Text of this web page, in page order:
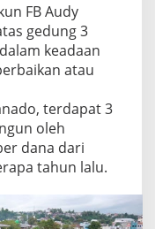
FB Audy
gedung 3
keadaan
atau
terdapat 3
oleh
dana dari
tahun lalu.